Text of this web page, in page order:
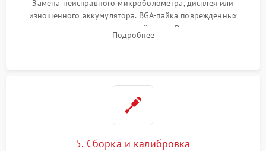
Замена неисправного микроболометра, дисплея или
изношенного аккумулятора. BGA-пайка поврежденных
контроллеров на материнской плате. Восстановление
разъемов и кнопок, замена поврежденных элементов
Подробнее
5. Сборка и калибровка